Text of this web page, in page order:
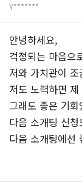
Y*******
본문
안녕하세요,
걱정되는 마음으
저와 가치관이
저도 노력하면
그래도 좋은 기
다음 소개팅 신
다음 소개팅에선